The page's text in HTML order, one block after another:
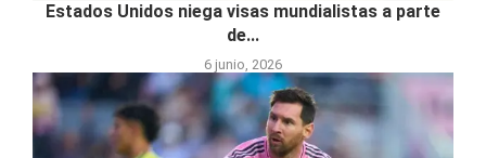
Estados Unidos niega visas mundialistas a parte
de...
6 junio, 2026